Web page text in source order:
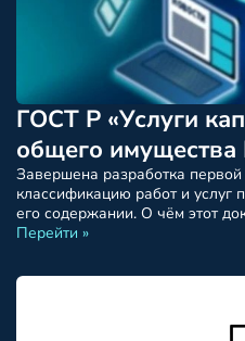
ГОСТ Р «Услуги
общего
Классификация
Завершена разработка
классификацию работ и услуг
его содержании. О чём этот
капитального ремонта общего
единые подходы к
Перейти »